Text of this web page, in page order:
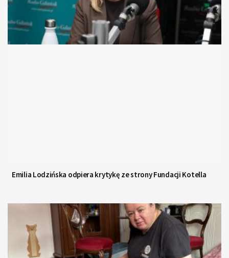
Emilia Lodzińska odpiera krytykę ze strony Fundacji Kotella